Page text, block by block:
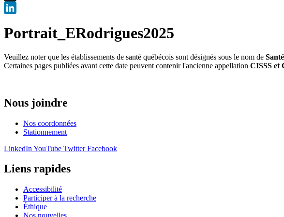
X
Portrait_ERodrigues2025
Veuillez noter que les établissements de santé québécois sont désignés sous le nom de
Certaines pages publiées avant cette date peuvent contenir l'ancienne appellation CISSS et
Nous joindre
Nos coordonnées
Stationnement
LinkedIn YouTube Twitter Facebook
Liens rapides
Accessibilité
Participer à la recherche
Éthique